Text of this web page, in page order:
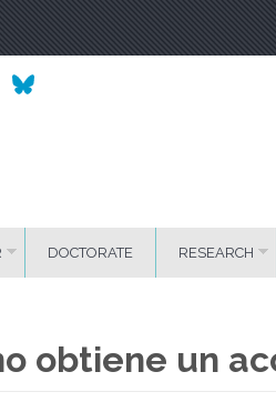
DOCTORATE RESEARCH
obtiene un